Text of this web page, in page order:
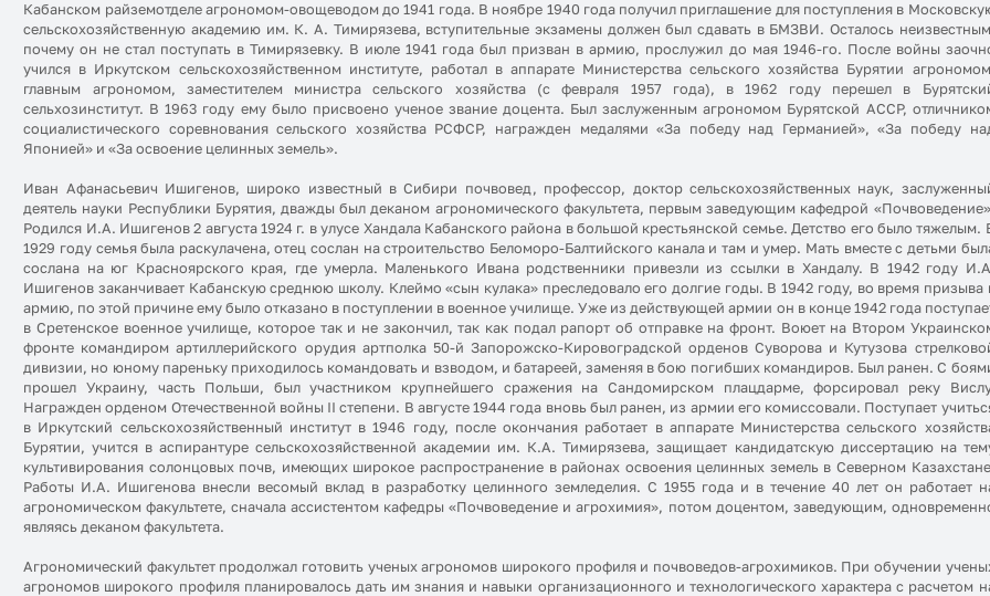
Кабанском райземотделе агрономом-овощеводом до 1941 года. В ноябре 1940 года получил приглашение для поступления в
сельскохозяйственную академию им. К. А. Тимирязева, вступительные экзамены должен был сдавать в БМЗВИ. Осталось
почему он не стал поступать в Тимирязевку. В июле 1941 года был призван в армию, прослужил до мая 1946-го. После войны
учился в Иркутском сельскохозяйственном институте, работал в аппарате Министерства сельского хозяйства Бурятии
главным агрономом, заместителем министра сельского хозяйства (с февраля 1957 года), в 1962 году перешел в
сельхозинститут. В 1963 году ему было присвоено ученое звание доцента. Был заслуженным агрономом Бурятской АССР,
социалистического соревнования сельского хозяйства РСФСР, награжден медалями «За победу над Германией», «За победу
Японией» и «За освоение целинных земель».
Иван Афанасьевич Ишигенов, широко известный в Сибири почвовед, профессор, доктор сельскохозяйственных наук,
деятель науки Республики Бурятия, дважды был деканом агрономического факультета, первым заведующим кафедрой
Родился И.А. Ишигенов 2 августа 1924 г. в улусе Хандала Кабанского района в большой крестьянской семье. Детство его было тяжелым.
1929 году семья была раскулачена, отец сослан на строительство Беломоро-Балтийского канала и там и умер. Мать вместе с детьми
сослана на юг Красноярского края, где умерла. Маленького Ивана родственники привезли из ссылки в Хандалу. В 1942 году
Ишигенов заканчивает Кабанскую среднюю школу. Клеймо «сын кулака» преследовало его долгие годы. В 1942 году, во время призыва
армию, по этой причине ему было отказано в поступлении в военное училище. Уже из действующей армии он в конце 1942 года
в Сретенское военное училище, которое так и не закончил, так как подал рапорт об отправке на фронт. Воюет на Втором
фронте командиром артиллерийского орудия артполка 50-й Запорожско-Кировоградской орденов Суворова и Кутузова
дивизии, но юному пареньку приходилось командовать и взводом, и батареей, заменяя в бою погибших командиров. Был ранен. С
прошел Украину, часть Польши, был участником крупнейшего сражения на Сандомирском плацдарме, форсировал реку
Награжден орденом Отечественной войны II степени. В августе 1944 года вновь был ранен, из армии его комиссовали. Поступает
в Иркутский сельскохозяйственный институт в 1946 году, после окончания работает в аппарате Министерства сельского
Бурятии, учится в аспирантуре сельскохозяйственной академии им. К.А. Тимирязева, защищает кандидатскую диссертацию на
культивирования солонцовых почв, имеющих широкое распространение в районах освоения целинных земель в Северном
Работы И.А. Ишигенова внесли весомый вклад в разработку целинного земледелия. С 1955 года и в течение 40 лет он работает
агрономическом факультете, сначала ассистентом кафедры «Почвоведение и агрохимия», потом доцентом, заведующим,
являясь деканом факультета.
Агрономический факультет продолжал готовить ученых агрономов широкого профиля и почвоведов-агрохимиков. При обучении
агрономов широкого профиля планировалось дать им знания и навыки организационного и технологического характера с расчетом